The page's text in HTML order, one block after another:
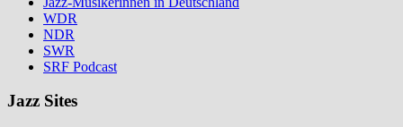
WDR
NDR
SWR
SRF Podcast
Jazz Sites